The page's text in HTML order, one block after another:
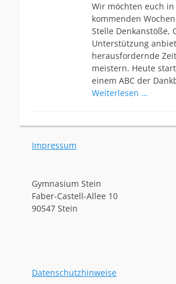
Wir möchten euch in
kommenden
Stelle Denkanstöße,
Unterstützung
herausfordernde
meistern. Heute
einem ABC der
Weiterlesen …
Impressum
Gymnasium Stein
Faber-Castell-Allee 10
90547 Stein
Datenschutzhinweise